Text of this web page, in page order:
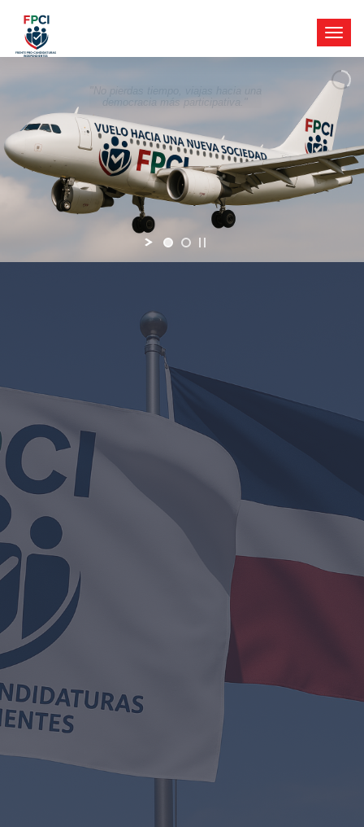
"No pierdas tiempo, viajas hacia una
democracia más participativa."